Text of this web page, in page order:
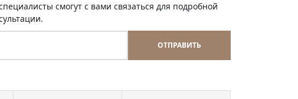
смогут с вами связаться для подробной
ОТПРАВИТЬ